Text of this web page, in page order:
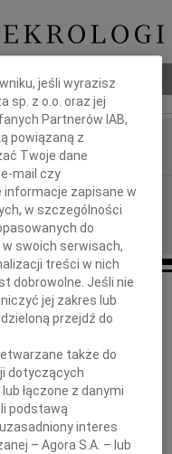
Pani
Płatonow
szczerego współczucia
jeśli wyrazisz
sp. z o.o. oraz jej
Partnerów IAB,
powiązaną z
Twoje dane
mail czy
informacje zapisane w
w szczególności
do
swoich serwisach,
treści w nich
dobrowolne. Jeśli nie
jej zakres lub
przejdź do
także do
dotyczących
łączone z danymi
podstawą
interes
– Agora S.A. – lub